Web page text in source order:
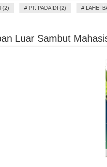
(2) # PT. PADAIDI (2) # LAHEI
Luar Sambut